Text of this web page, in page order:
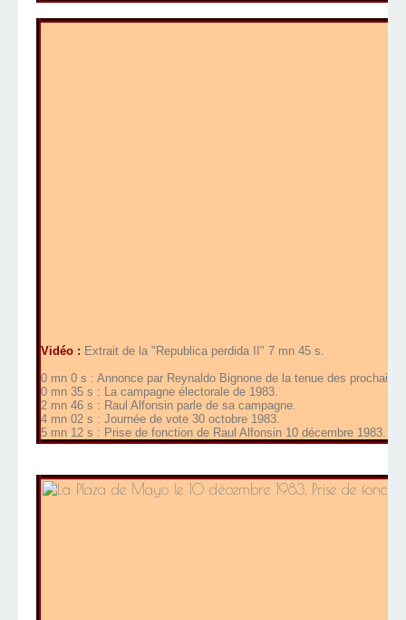
Vidéo : Extrait de la "Republica perdida II" 7 mn 45 s.
0 mn 0 s : Annonce par Reynaldo Bignone de la tenue des
0 mn 35 s : La campagne électorale de 1983.
2 mn 46 s : Raul Alfonsin parle de sa campagne.
4 mn 02 s : Journée de vote 30 octobre 1983.
5 mn 12 s : Prise de fonction de Raul Alfonsin 10 décembre 1983.